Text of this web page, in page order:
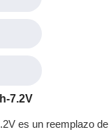
7.2V
es un reemplazo de